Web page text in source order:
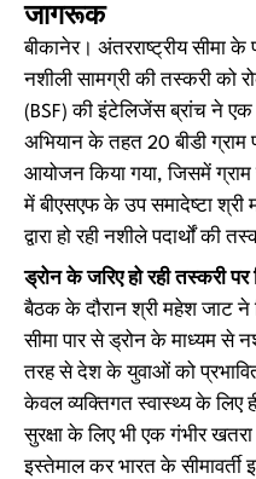
जागरूक
बीकानेर। अंतरराष्ट्रीय सीमा के
नशीली सामग्री की तस्करी को
(BSF) की इंटेलिजेंस ब्रांच ने
अभियान के तहत 20 बीडी
आयोजन किया गया, जिसमें
में बीएसएफ के उप समादेष्टा श्री
द्वारा हो रही नशीले पदार्थों की
ड्रोन के जरिए हो रही तस्करी पर
बैठक के दौरान श्री महेश जाट ने
सीमा पार से ड्रोन के माध्यम से
तरह से देश के युवाओं को
केवल व्यक्तिगत स्वास्थ्य के लिए
सुरक्षा के लिए भी एक गंभीर
इस्तेमाल कर भारत के सीमावर्ती